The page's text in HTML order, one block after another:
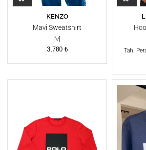
KENZO
Mavi Sweatshirt
M
3,780 ₺ Tah.